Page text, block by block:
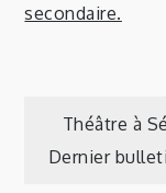
secondaire.
Théâtre à
Dernier